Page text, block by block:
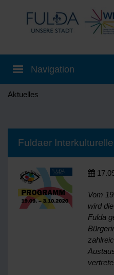
Aktuelles
Fuldaer
Vom
wird
Fulda